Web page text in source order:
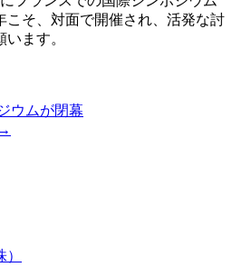
こそ、対面で開催され、活発な討
ます。
ウムが閉幕
→